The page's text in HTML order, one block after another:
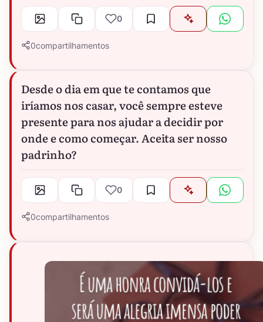
0
0compartilhamentos
Desde o dia em que te contamos que
iríamos nos casar, você sempre esteve
presente para nos ajudar a decidir por
onde e como começar. Aceita ser nosso
padrinho?
0
0compartilhamentos